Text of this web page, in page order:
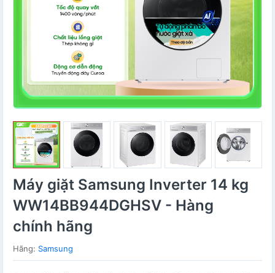
Máy giặt Samsung Inverter 14 kg
WW14BB944DGHSV - Hàng
chính hãng
Hãng: Samsung